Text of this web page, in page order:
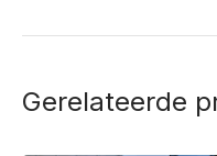
Gerelateerde